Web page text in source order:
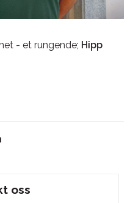
- et rungende; Hipp
oss